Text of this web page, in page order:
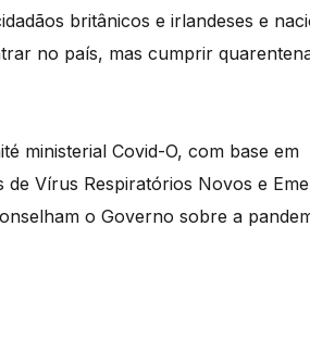
britânicos e irlandeses e
no país, mas cumprir
ministerial Covid-O, com base em
Vírus Respiratórios Novos e
o Governo sobre a